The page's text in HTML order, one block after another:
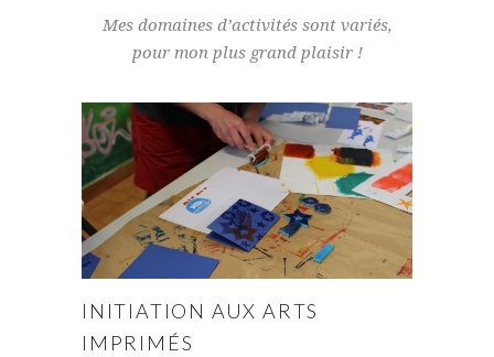
Mes domaines d’activités sont variés,
pour mon plus grand plaisir !
INITIATION AUX ARTS
IMPRIMÉS